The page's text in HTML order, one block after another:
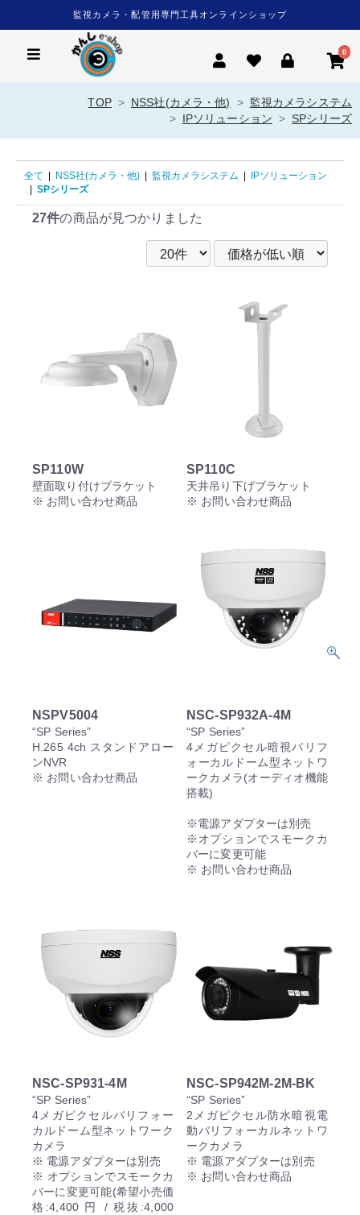
監視カメラ・配管用専門工具オンラインショップ
0
TOP NSS社(カメラ・他)
監視カメラシステム
IPソリューション
SPシリーズ
全て | NSS社(カメラ・他) | 監視カメラシステム | IPソリューション
| SPシリーズ
27件の商品が見つかりました
SP110W
壁面取り付けブラケット
※ お問い合わせ商品
SP110C
天井吊り下げブラケット
※ お問い合わせ商品
NSPV5004
“SP Series”
H.265 4ch スタンドアロー
ンNVR
※ お問い合わせ商品
NSC-SP932A-4M
“SP Series”
4メガピクセル暗視バリフ
ォーカルドーム型ネットワ
ークカメラ(オーディオ機能
搭載)
※電源アダプターは別売
※オプションでスモークカ
バーに変更可能
※ お問い合わせ商品
NSC-SP931-4M
“SP Series”
4メガピクセルバリフォー
カルドーム型ネットワーク
カメラ
※ 電源アダプターは別売
※ オプションでスモークカ
バーに変更可能(希望小売価
格:4,400 円 / 税抜:4,000
NSC-SP942M-2M-BK
“SP Series”
2メガピクセル防水暗視電
動バリフォーカルネットワ
ークカメラ
※ 電源アダプターは別売
※ お問い合わせ商品